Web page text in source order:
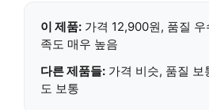
이 제품: 가격 12,900원, 품질 우
족도 매우 높음
다른 제품들: 가격 비슷, 품질 보
도 보통